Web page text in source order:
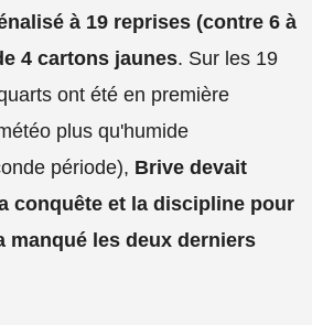
à 19 reprises (contre 6 à
4 cartons jaunes. Sur les 19
ont été en première
plus qu'humide
période), Brive devait
conquête et la discipline pour
manqué les deux derniers